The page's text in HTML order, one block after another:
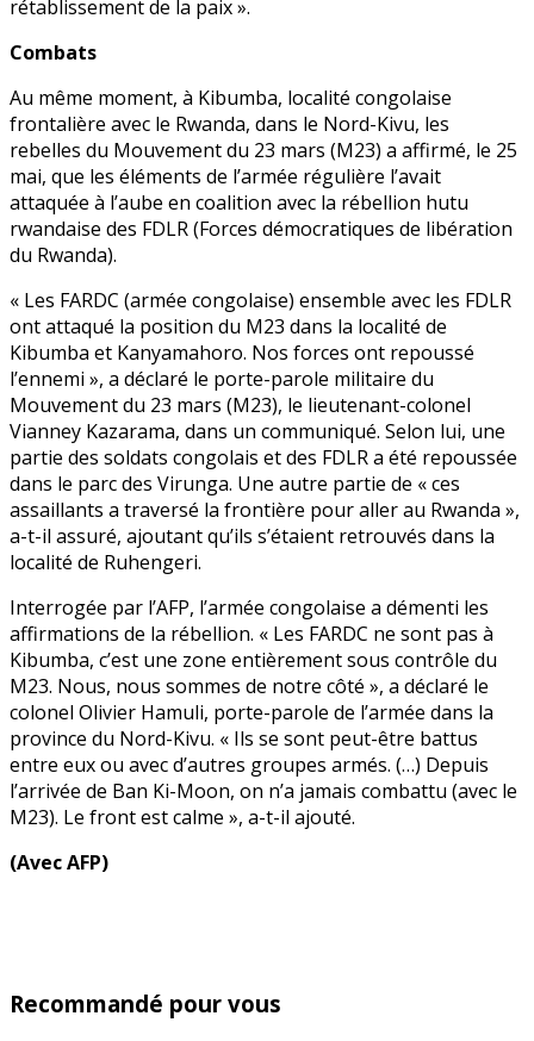
rétablissement de la paix ».
Combats
Au même moment, à Kibumba, localité congolaise
frontalière avec le Rwanda, dans le Nord-Kivu, les
rebelles du Mouvement du 23 mars (M23) a affirmé, le 25
mai, que les éléments de l’armée régulière l’avait
attaquée à l’aube en coalition avec la rébellion hutu
rwandaise des FDLR (Forces démocratiques de libération
du Rwanda).
« Les FARDC (armée congolaise) ensemble avec les FDLR
ont attaqué la position du M23 dans la localité de
Kibumba et Kanyamahoro. Nos forces ont repoussé
l’ennemi », a déclaré le porte-parole militaire du
Mouvement du 23 mars (M23), le lieutenant-colonel
Vianney Kazarama, dans un communiqué. Selon lui, une
partie des soldats congolais et des FDLR a été repoussée
dans le parc des Virunga. Une autre partie de « ces
assaillants a traversé la frontière pour aller au Rwanda »,
a-t-il assuré, ajoutant qu’ils s’étaient retrouvés dans la
localité de Ruhengeri.
Interrogée par l’AFP, l’armée congolaise a démenti les
affirmations de la rébellion. « Les FARDC ne sont pas à
Kibumba, c’est une zone entièrement sous contrôle du
M23. Nous, nous sommes de notre côté », a déclaré le
colonel Olivier Hamuli, porte-parole de l’armée dans la
province du Nord-Kivu. « Ils se sont peut-être battus
entre eux ou avec d’autres groupes armés. (…) Depuis
l’arrivée de Ban Ki-Moon, on n’a jamais combattu (avec le
M23). Le front est calme », a-t-il ajouté.
(Avec AFP)
Recommandé pour vous